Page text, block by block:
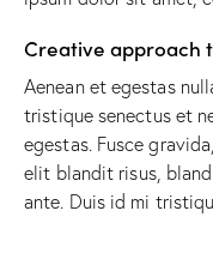
Creative approach
Aenean et egestas
tristique senectus et
egestas. Fusce
elit blandit risus,
ante. Duis id mi